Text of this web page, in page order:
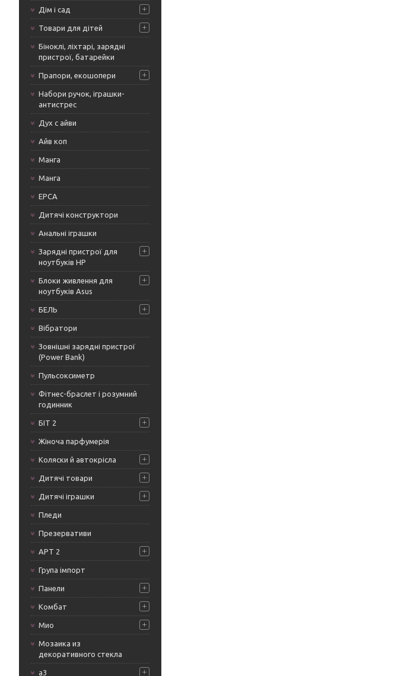
Дім і сад
Товари для дітей
Біноклі, ліхтарі, зарядні
пристрої, батарейки
Прапори, екошопери
Набори ручок, іграшки-
антистрес
Дух с айви
Айв коп
Манга
Манга
ЕРСА
Дитячі конструктори
Анальні іграшки
Зарядні пристрої для
ноутбуків HP
Блоки живлення для
ноутбуків Asus
БЕЛЬ
Вібратори
Зовнішні зарядні пристрої
(Power Bank)
Пульсоксиметр
Фітнес-браслет і розумний
годинник
БІТ 2
Жіноча парфумерія
Коляски й автокрісла
Дитячі товари
Дитячі іграшки
Пледи
Презервативи
АРТ 2
Група імпорт
Панели
Комбат
Мио
Мозаика из
декоративного стекла
а3